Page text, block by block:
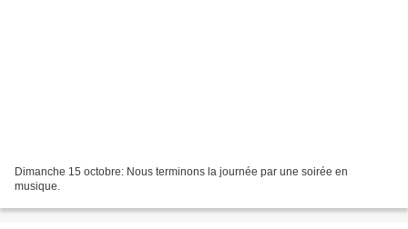
Dimanche 15 octobre: Nous terminons la journée par une soirée en
musique.